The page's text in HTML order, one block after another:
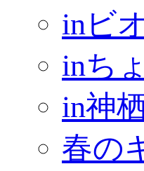
inビ
inち
in神
春の